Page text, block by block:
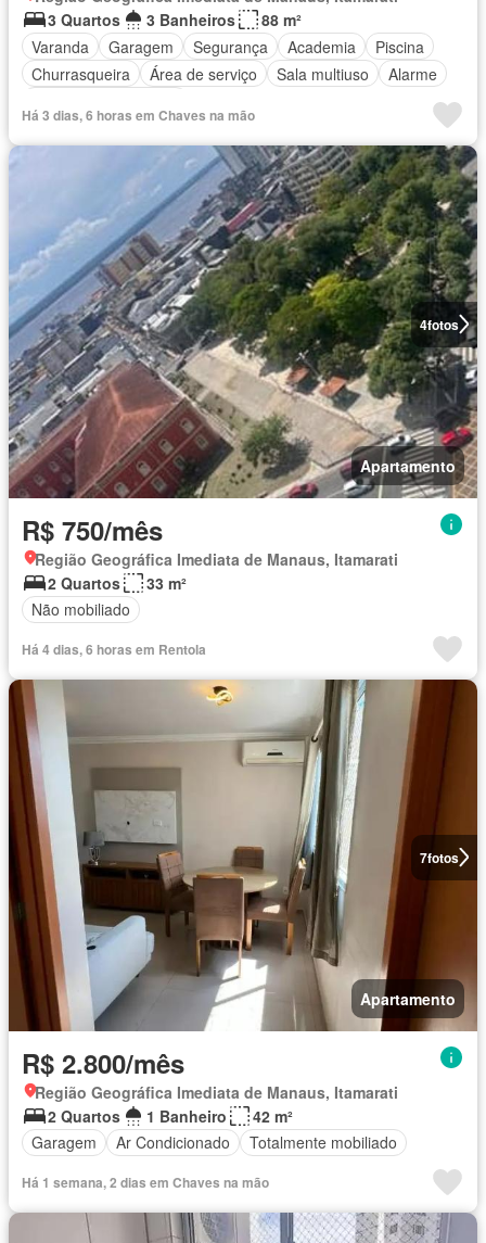
3 Quartos
3 Banheiros
88 m²
Varanda
Garagem Segurança Academia
Piscina
Churrasqueira
Área de serviço Sala multiuso
Alarme
Há 3 dias, 6 horas em Chaves na mão
4fotos
Apartamento
R$ 750/mês
Região Geográfica Imediata de Manaus, Itamarati
2 Quartos
33 m²
Não mobiliado
Há 4 dias, 6 horas em Rentola
7fotos
Apartamento
R$ 2.800/mês
Região Geográfica Imediata de Manaus, Itamarati
2 Quartos
1 Banheiro
42 m²
Garagem
Ar Condicionado Totalmente mobiliado
Há 1 semana, 2 dias em Chaves na mão